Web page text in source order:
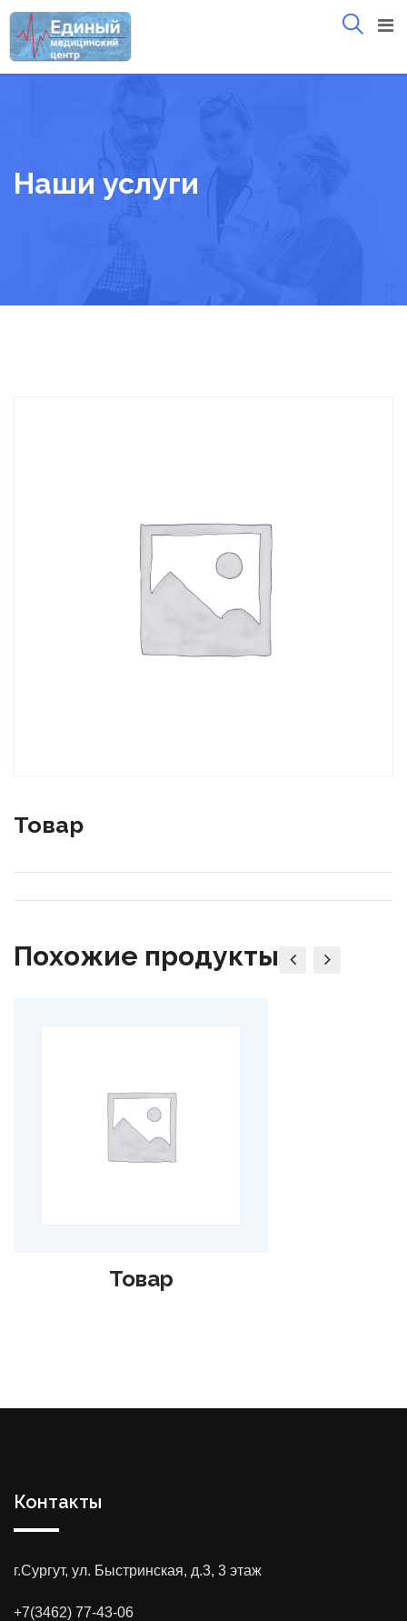
Skip
to
content
Наши услуги
Товар
Похожие продукты
Контакты
г.Сургут, ул. Быстринская, д.3, 3 этаж
+7(3462) 77-43-06